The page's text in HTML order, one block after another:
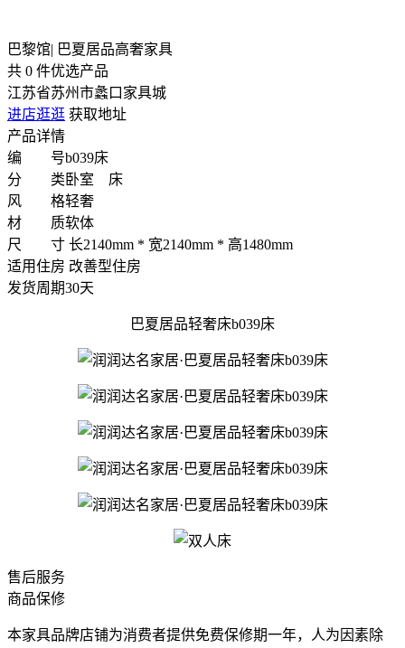
巴黎馆| 巴夏居品高奢家具
共 0 件优选产品
江苏省苏州市蠡口家具城
进店逛逛 获取地址
产品详情
编 号b039床
分 类卧室 床
风 格轻奢
材 质软体
尺 寸 长2140mm * 宽2140mm * 高1480mm
适用住房 改善型住房
发货周期30天
巴夏居品轻奢床b039床
售后服务
商品保修
本家具品牌店铺为消费者提供免费保修期一年，人为因素除